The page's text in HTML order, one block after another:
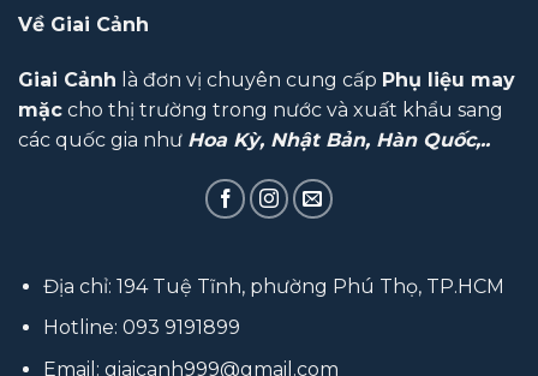
Về Giai Cảnh
Giai Cảnh là đơn vị chuyên cung cấp Phụ liệu may
mặc cho thị trường trong nước và xuất khẩu sang
các quốc gia như Hoa Kỳ, Nhật Bản, Hàn Quốc,..
Địa chỉ: 194 Tuệ Tĩnh, phường Phú Thọ, TP.HCM
Hotline: 093 9191899
Email: giaicanh999@gmail.com